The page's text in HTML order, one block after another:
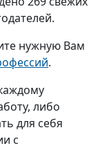
нужную Вам
.
либо
для себя
с